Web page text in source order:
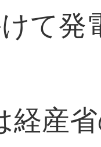
て発
産